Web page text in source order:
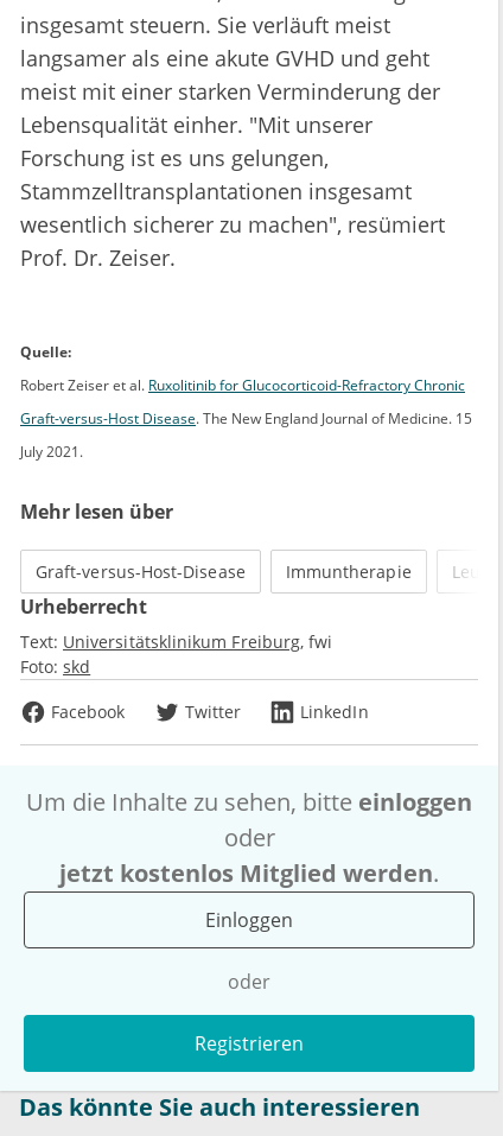
insgesamt steuern. Sie verläuft meist
langsamer als eine akute GVHD und geht
meist mit einer starken Verminderung der
Lebensqualität einher. "Mit unserer
Forschung ist es uns gelungen,
Stammzelltransplantationen insgesamt
wesentlich sicherer zu machen", resümiert
Prof. Dr. Zeiser.
Quelle:
Robert Zeiser et al. Ruxolitinib for Glucocorticoid-Refractory Chronic
Graft-versus-Host Disease. The New England Journal of Medicine. 15
July 2021.
Mehr lesen über
Graft-versus-Host-Disease Immuntherapie
Urheberrecht
Text: Universitätsklinikum Freiburg fwi
Foto: skd
Facebook
Twitter LinkedIn
Um die Inhalte zu sehen, bitte einloggen
oder
jetzt kostenlos Mitglied werden.
Einloggen
oder
Registrieren
Das könnte Sie auch interessieren